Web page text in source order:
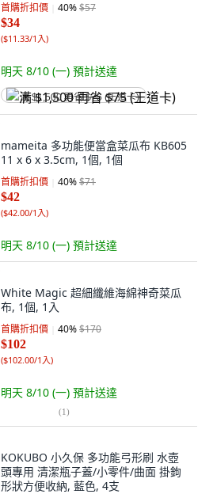
首購折扣價 40%$57
$34
($11.33/1入)
明天 8/10 (一) 預計送達
满 $1,500 再省 $75 (王道卡)
mameita 多功能便當盒菜瓜布 KB605
11 x 6 x 3.5cm, 1個, 1個
首購折扣價 40%$71
$42
($42.00/1入)
明天 8/10 (一) 預計送達
White Magic 超細纖維海綿神奇菜瓜
布, 1個, 1入
首購折扣價 40%$170
$102
($102.00/1入)
明天 8/10 (一) 預計送達
(1)
KOKUBO 小久保 多功能弓形刷 水壺
頭專用 清潔瓶子蓋/小零件/曲面 掛鉤
形狀方便收納, 藍色, 4支